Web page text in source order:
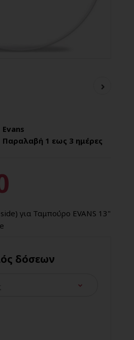
Evans
Παραλαβή 1 εως 3 ημέρες
για Ταμπούρο EVANS 13"
δόσεων